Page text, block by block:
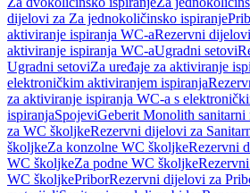
dijelovi za Za jednokoličinsko ispiranje
aktiviranje ispiranja WC-aRezervni
aktiviranje ispiranja WC-aUgradni setovi
Ugradni setoviZa uređaje za aktiviranje
elektroničkim aktiviranjem ispiranja
za aktiviranje ispiranja WC-a s
ispiranjaSpojeviGeberit Monolith sanitarni
za WC školjkeRezervni dijelovi za
školjkeZa konzolne WC školjkeRezervni
WC školjkeZa podne WC školjke
WC školjkePriborRezervni dijelovi za